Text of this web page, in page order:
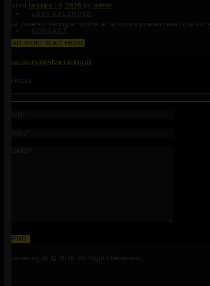
KONTAKT
Posted January 16, 2026 by admin
Alva Zwierko Racing er stolte af at kunne præsentere Folie
READ MOREREAD MORE
Alva-racing@Alva-racing.dk
Danmark
Alva-racing.dk © 2026. All Rights Reserved.